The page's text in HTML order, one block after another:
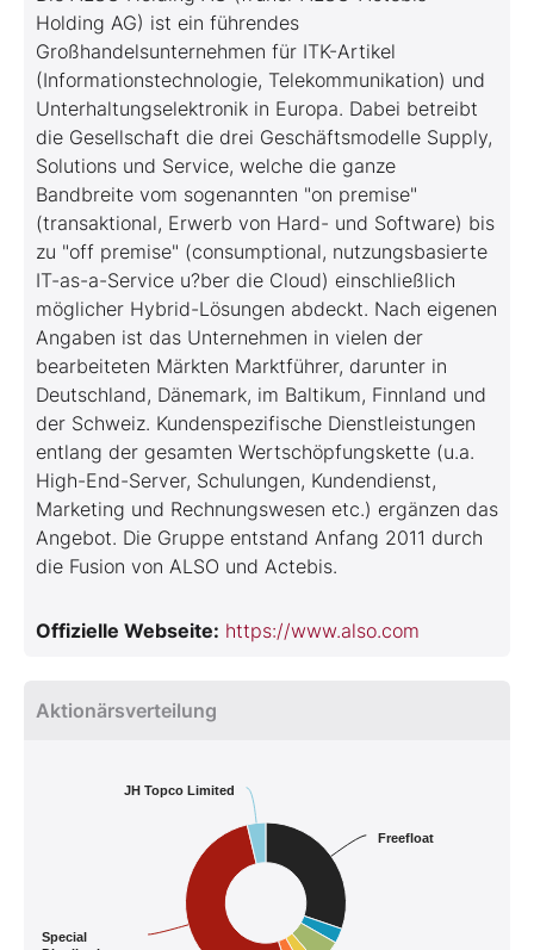
Holding AG) ist ein führendes
Großhandelsunternehmen für ITK-Artikel
(Informationstechnologie, Telekommunikation) und
Unterhaltungselektronik in Europa. Dabei betreibt
die Gesellschaft die drei Geschäftsmodelle Supply,
Solutions und Service, welche die ganze
Bandbreite vom sogenannten "on premise"
(transaktional, Erwerb von Hard- und Software) bis
zu "off premise" (consumptional, nutzungsbasierte
IT-as-a-Service u?ber die Cloud) einschließlich
möglicher Hybrid-Lösungen abdeckt. Nach eigenen
Angaben ist das Unternehmen in vielen der
bearbeiteten Märkten Marktführer, darunter in
Deutschland, Dänemark, im Baltikum, Finnland und
der Schweiz. Kundenspezifische Dienstleistungen
entlang der gesamten Wertschöpfungskette (u.a.
High-End-Server, Schulungen, Kundendienst,
Marketing und Rechnungswesen etc.) ergänzen das
Angebot. Die Gruppe entstand Anfang 2011 durch
die Fusion von ALSO und Actebis.
Offizielle Webseite: https://www.also.com
Aktionärsverteilung
Freefloat
Special
JH Topco Limited